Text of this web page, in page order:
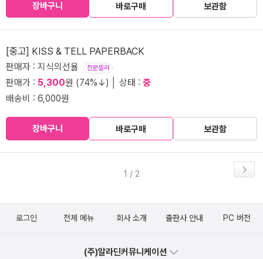
장바구니 바로구매 보관함
[중고] KISS & TELL PAPERBACK
판매자 : 지식의선율 전문셀러
판매가 : 5,300원 (74%↓) │ 상태 : 중
배송비 : 6,000원
장바구니 바로구매 보관함
1 / 2
로그인 전체 메뉴 회사 소개 출판사 안내 PC 버전
(주)알라딘커뮤니케이션